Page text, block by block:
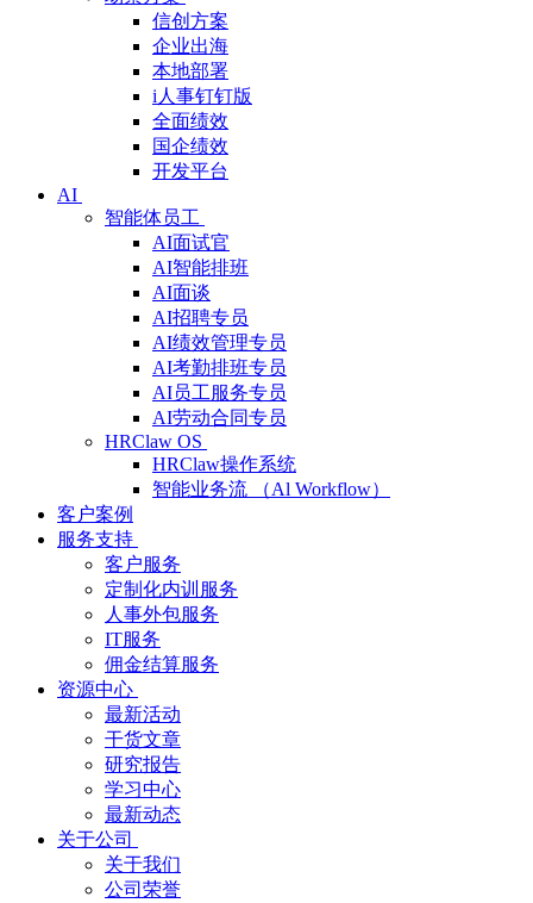
信创方案
企业出海
本地部署
i人事钉钉版
全面绩效
国企绩效
开发平台
AI
智能体员工
AI面试官
AI智能排班
AI面谈
AI招聘专员
AI绩效管理专员
AI考勤排班专员
AI员工服务专员
AI劳动合同专员
HRClaw OS
HRClaw操作系统
智能业务流 （Al Workflow）
客户案例
服务支持
客户服务
定制化内训服务
人事外包服务
IT服务
佣金结算服务
资源中心
最新活动
干货文章
研究报告
学习中心
最新动态
关于公司
关于我们
公司荣誉